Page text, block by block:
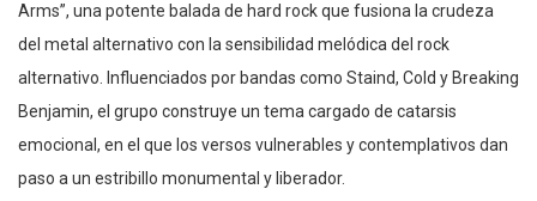
Arms”, una potente balada de hard rock que fusiona la crudeza
del metal alternativo con la sensibilidad melódica del rock
alternativo. Influenciados por bandas como Staind, Cold y Breaking
Benjamin, el grupo construye un tema cargado de catarsis
emocional, en el que los versos vulnerables y contemplativos dan
paso a un estribillo monumental y liberador.